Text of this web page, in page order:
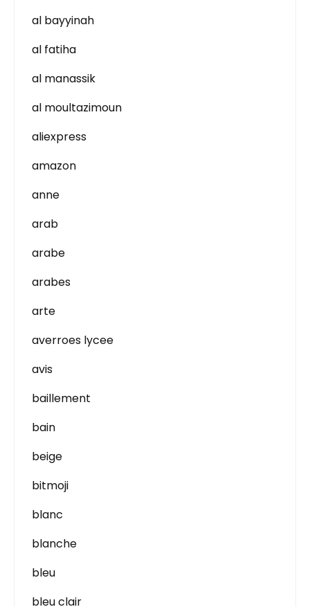
al bayyinah
al fatiha
al manassik
al moultazimoun
aliexpress
amazon
anne
arab
arabe
arabes
arte
averroes lycee
avis
baillement
bain
beige
bitmoji
blanc
blanche
bleu
bleu clair